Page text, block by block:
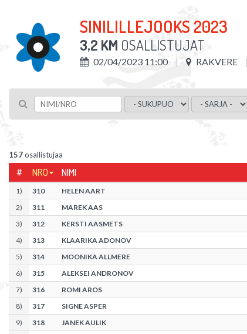
SINILILLEJOOKS 2023
3,2 KM OSALLISTUJAT
02/04/2023 11:00 RAKVERE
157osallistujaa
# NRO NIMI
1) 310 HELEN AART
2) 311 MAREK AAS
3) 312 KERSTI AASMETS
4) 313 KLAARIKA ADONOV
5) 314 MOONIKA ALLMERE
6) 315 ALEKSEI ANDRONOV
7) 316 ROMI AROS
8) 317 SIGNE ASPER
9) 318 JANEK AULIK